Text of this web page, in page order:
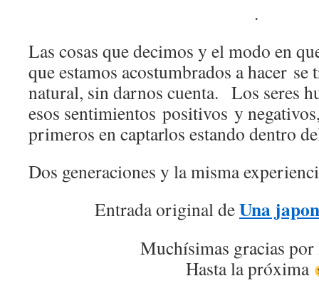
.
Las cosas que decimos y el modo en
que estamos acostumbrados a hacer
natural, sin darnos cuenta. Los seres
esos sentimientos positivos y
primeros en captarlos estando dentro
Dos generaciones y la misma
Entrada original deUna
Muchísimas gracias por
Hasta la próxima